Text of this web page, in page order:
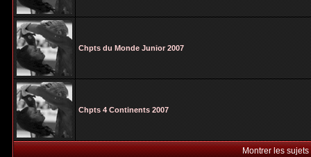
Chpts du Monde Junior 2007
Chpts 4 Continents 2007
Montrer les